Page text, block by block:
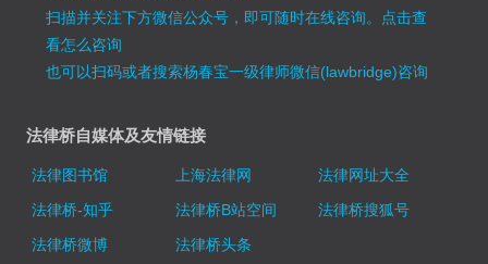
扫描并关注下方微信公众号，即可随时在线咨询。 点击查
看怎么咨询
也可以扫码或者搜索杨春宝一级律师微信(lawbridge)咨询
法律桥自媒体及友情链接
法律图书馆 上海法律网
法律网址大全
法律桥-知乎
法律桥B站空间
法律桥搜狐号
法律桥微博
法律桥头条